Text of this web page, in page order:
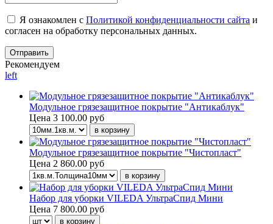
Я ознакомлен с Политикой конфиденциальности сайта и
согласен на обработку персональных данных.
Рекомендуем
left
Модульное грязезащитное покрытие "Антикаблук"
Цена 3 100.00 руб
Модульное грязезащитное покрытие "Чистопласт"
Цена 2 860.00 руб
Набор для уборки VILEDA УльтраСпид Мини
Цена 7 800.00 руб